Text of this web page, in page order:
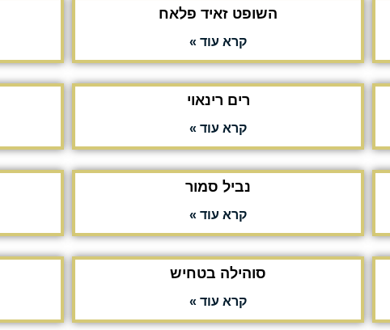
השופט זאיד פלאח
קרא עוד »
רים רינאוי
קרא עוד »
נביל סמור
קרא עוד »
סוהילה בטחיש
קרא עוד »